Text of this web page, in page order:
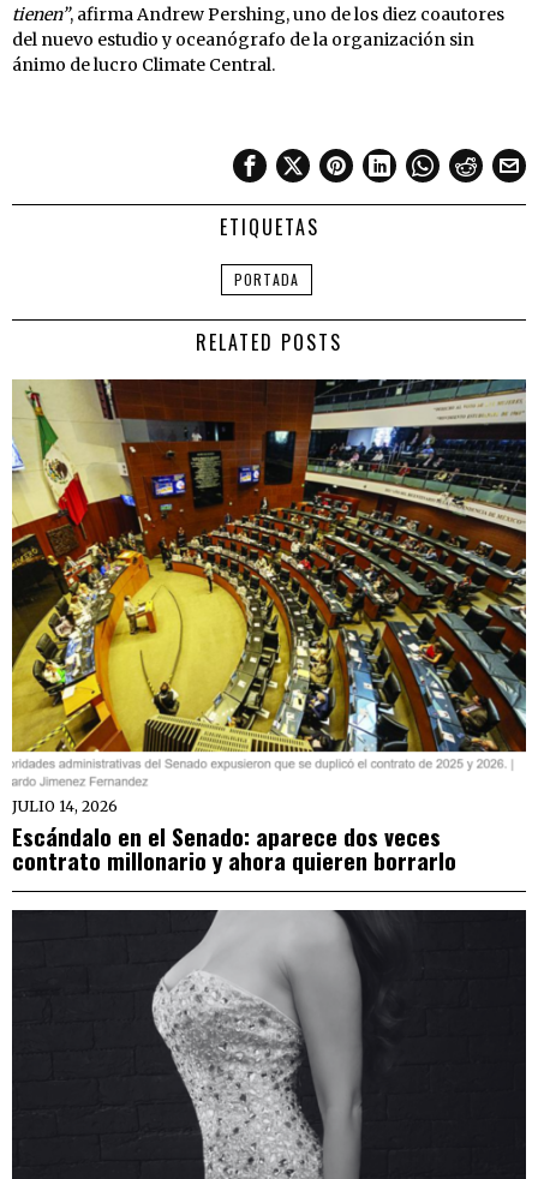
tienen”, afirma Andrew Pershing, uno de los diez coautores
del nuevo estudio y oceanógrafo de la organización sin
ánimo de lucro Climate Central.
ETIQUETAS
PORTADA
RELATED POSTS
JULIO 14, 2026
Escándalo en el Senado: aparece dos veces
contrato millonario y ahora quieren borrarlo